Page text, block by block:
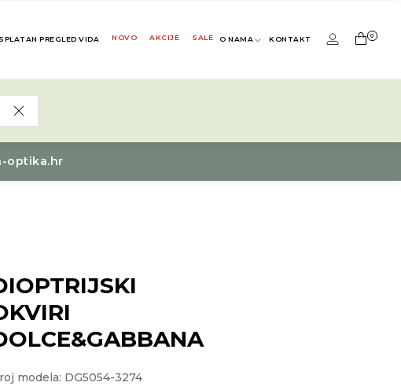
PREGLED VIDA NOVO AKCIJE SALE O NAMA KONTAKT 0
optika.hr
modela: DG5054-3274